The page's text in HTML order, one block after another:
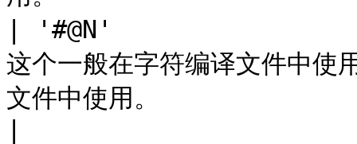
| '#@N'
这个一般在字符编译文件中
文件中使用。